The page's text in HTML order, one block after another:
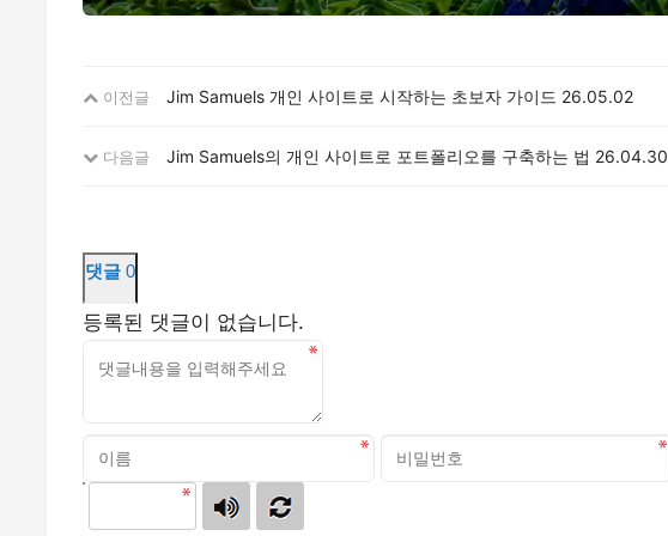
이전글 Jim Samuels 개인 사이트로 시작하는 초보자 가이드 26.05.02
다음글 Jim Samuels의 개인 사이트로 포트폴리오를 구축하는 법 26.04.30
댓글 0
등록된 댓글이 없습니다.